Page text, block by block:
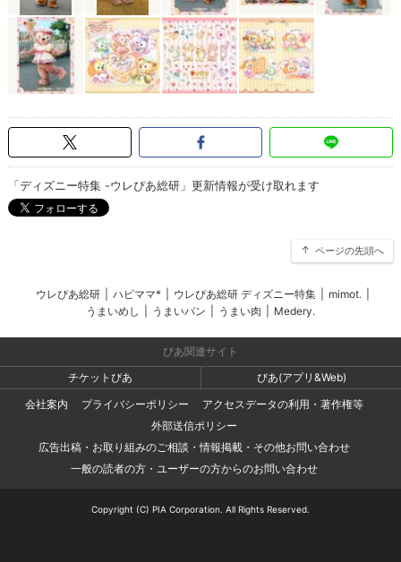
「ディズニー特集 -ウレぴあ総研」更新情報が受け取れます
ページの先頭へ
ウレぴあ総研 ハピママ* ウレぴあ総研 ディズニー特集 mimot.
うまいめし
うまいパン うまい肉 Medery.
ぴあ関連サイト
チケットぴあ
ぴあ(アプリ&Web)
会社案内
プライバシーポリシー
アクセスデータの利用・著作権等
外部送信ポリシー
広告出稿・お取り組みのご相談・情報掲載・その他お問い合わせ
一般の読者の方・ユーザーの方からのお問い合わせ
Copyright (C) PIA Corporation. All Rights Reserved.